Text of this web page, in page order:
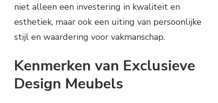
niet alleen een investering in kwaliteit en
esthetiek, maar ook een uiting van persoonlijke
stijl en waardering voor vakmanschap.
Kenmerken van Exclusieve
Design Meubels